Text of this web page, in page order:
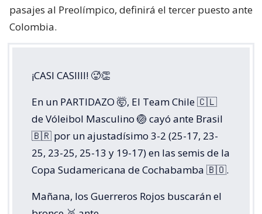
pasajes al Preolímpico, definirá el tercer puesto ante
Colombia.
¡CASI CASIIII! 🥵👏
En un PARTIDAZO 🤯, El Team Chile 🇨🇱
de Vóleibol Masculino 🏐 cayó ante Brasil
🇧🇷 por un ajustadísimo 3-2 (25-17, 23-
25, 23-25, 25-13 y 19-17) en las semis de la
Copa Sudamericana de Cochabamba 🇧🇴.
Mañana, los Guerreros Rojos buscarán el